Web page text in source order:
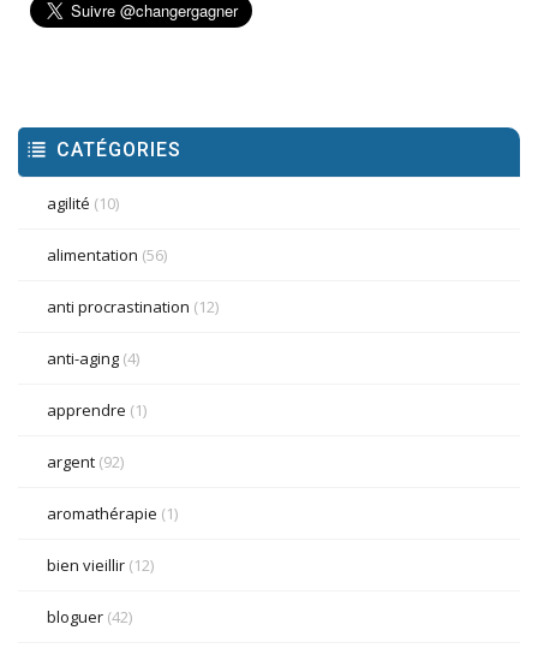
CATÉGORIES
agilité (10)
alimentation (56)
anti procrastination (12)
anti-aging (4)
apprendre (1)
argent (92)
aromathérapie (1)
bien vieillir (12)
bloguer (42)